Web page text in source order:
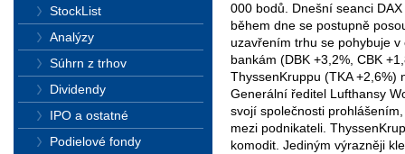
000 bodů. Dnešní seanci
během dne se postupně
uzavřením trhu se pohybuje
bankám (DBK +3,2%, CBK
ThyssenKruppu (TKA +2,6%)
Generální ředitel Lufthansy
svojí společnosti
mezi podnikateli.
komodit. Jediným výrazněji
StockList
Analýzy
Súhrn z trhov
Dividendy
IPO a ostatné
Podielové fondy